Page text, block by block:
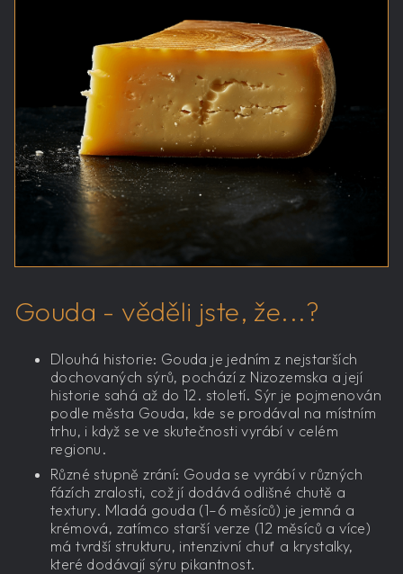
Gouda - věděli jste, že...?
Dlouhá historie: Gouda je jedním z nejstarších
dochovaných sýrů, pochází z Nizozemska a její
historie sahá až do 12. století. Sýr je pojmenován
podle města Gouda, kde se prodával na místním
trhu, i když se ve skutečnosti vyrábí v celém
regionu.
Různé stupně zrání: Gouda se vyrábí v různých
fázích zralosti, což jí dodává odlišné chutě a
textury. Mladá gouda (1–6 měsíců) je jemná a
krémová, zatímco starší verze (12 měsíců a více)
má tvrdší strukturu, intenzivní chuť a krystalky,
které dodávají sýru pikantnost.